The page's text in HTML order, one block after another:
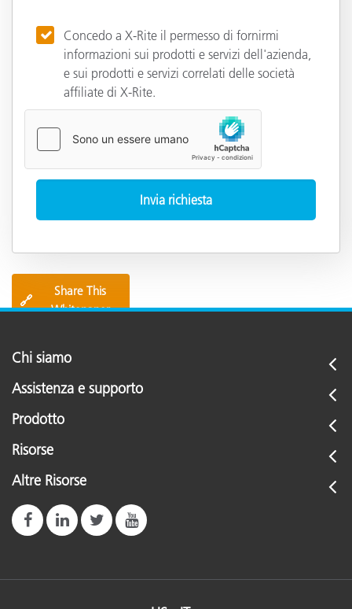
Concedo a X-Rite il permesso di fornirmi
informazioni sui prodotti e servizi dell'azienda,
e sui prodotti e servizi correlati delle società
affiliate di X-Rite.
🔗
Share This
Whitepaper
Chi siamo
Assistenza e supporto
Prodotto
Risorse
Altre Risorse